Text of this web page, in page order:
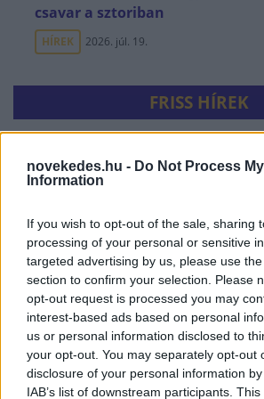
novekedes.hu - Do Not Process
Information
If you wish to opt-out of the sale, sharing
processing of your personal or sensitive
targeted advertising by us, please use
section to confirm your selection. Please
opt-out request is processed you may
interest-based ads based on personal
us or personal information disclosed to
your opt-out. You may separately opt-out
disclosure of your personal information
IAB’s list of downstream participants.
csavar a sztoriban
HÍREK 2026. júl. 19.
FRISS HÍREK
Körkép: így csökkentették a
személyi hitelek kamatait